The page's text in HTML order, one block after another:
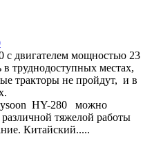
с двигателем мощностью 23
в труднодоступных местах,
тракторы не пройдут, и в
HY-280 можно
тяжелой работы
Китайский.....